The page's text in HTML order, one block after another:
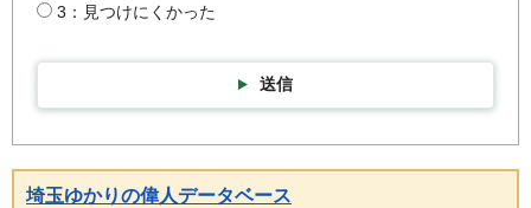
3：見つけにくかった
送信
埼玉ゆかりの偉人データベース